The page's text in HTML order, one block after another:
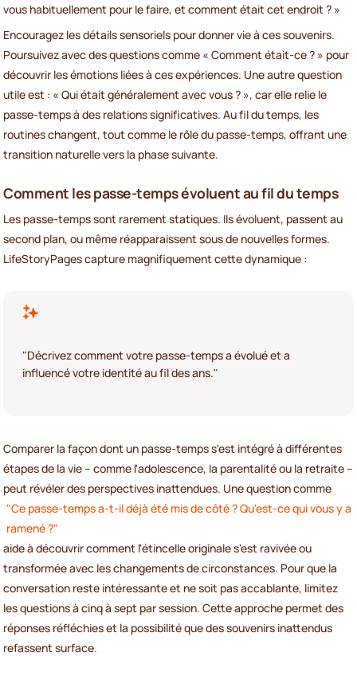
vous habituellement pour le faire, et comment était cet endroit ? »
Encouragez les détails sensoriels pour donner vie à ces souvenirs.
Poursuivez avec des questions comme « Comment était-ce ? » pour
découvrir les émotions liées à ces expériences. Une autre question
utile est : « Qui était généralement avec vous ? », car elle relie le
passe-temps à des relations significatives. Au fil du temps, les
routines changent, tout comme le rôle du passe-temps, offrant une
transition naturelle vers la phase suivante.
Comment les passe-temps évoluent au fil du temps
Les passe-temps sont rarement statiques. Ils évoluent, passent au
second plan, ou même réapparaissent sous de nouvelles formes.
LifeStoryPages capture magnifiquement cette dynamique :
"Décrivez comment votre passe-temps a évolué et a
influencé votre identité au fil des ans."
Comparer la façon dont un passe-temps s'est intégré à différentes
étapes de la vie – comme l'adolescence, la parentalité ou la retraite –
peut révéler des perspectives inattendues. Une question comme
"Ce passe-temps a-t-il déjà été mis de côté ? Qu'est-ce qui vous y a
ramené ?"
aide à découvrir comment l'étincelle originale s'est ravivée ou
transformée avec les changements de circonstances. Pour que la
conversation reste intéressante et ne soit pas accablante, limitez
les questions à cinq à sept par session. Cette approche permet des
réponses réfléchies et la possibilité que des souvenirs inattendus
refassent surface.